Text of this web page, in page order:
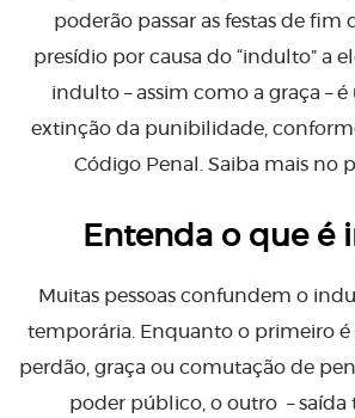
poderão passar as festas de fim
presídio por causa do “indulto” a
indulto – assim como a graça –
extinção da punibilidade,
Código Penal. Saiba mais no
Entenda o que é
Muitas pessoas confundem o
temporária. Enquanto o primeiro
perdão, graça ou comutação de
poder público, o outro – saída